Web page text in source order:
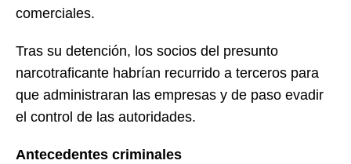
comerciales.
Tras su detención, los socios del presunto
narcotraficante habrían recurrido a terceros para
que administraran las empresas y de paso evadir
el control de las autoridades.
Antecedentes criminales